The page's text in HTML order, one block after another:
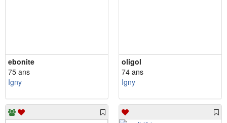
ebonite
75 ans
Igny
oligol
74 ans
Igny